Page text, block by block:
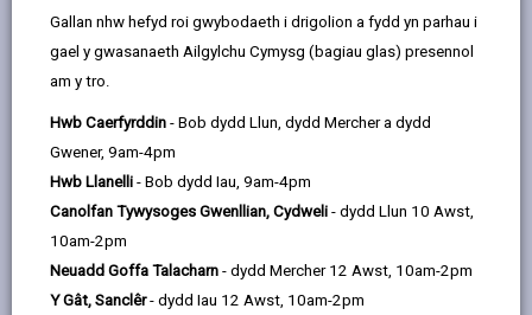
Gallan nhw hefyd roi gwybodaeth i drigolion a fydd yn parhau i
gael y gwasanaeth Ailgylchu Cymysg (bagiau glas) presennol
am y tro.
Hwb Caerfyrddin - Bob dydd Llun, dydd Mercher a dydd
Gwener, 9am-4pm
Hwb Llanelli - Bob dydd Iau, 9am-4pm
Canolfan Tywysoges Gwenllian, Cydweli - dydd Llun 10 Awst,
10am-2pm
Neuadd Goffa Talacharn - dydd Mercher 12 Awst, 10am-2pm
Y Gât, Sanclêr- dydd Iau 12 Awst, 10am-2pm
Mae sicrhau bod Cyngor Sir Caerfyrddin yn trin
gwybodaeth bersonol yn gywir yn bwysig iawn o ran
darparu ein gwasanaethau a chadw hyder y cyhoedd.
Ystyr data personol yw unrhyw wybodaeth sy'n
ymwneud â pherson y mae modd adnabod pwy ydyw
yn uniongyrchol neu'n anuniongyrchol drwy
ddefnyddio'r wybodaeth. Defnyddir y termau
'gwybodaeth' a 'data personol' yn yr hysbysiad
preifatrwydd hwn drwyddo draw ac maent yn gyfystyr.
Er mwyn sicrhau bod y Cyngor yn trin gwybodaeth